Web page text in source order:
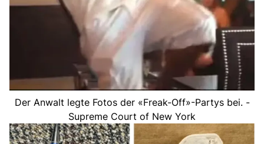
Der Anwalt legte Fotos der «Freak-Off»-Partys bei. -
Supreme Court of New York